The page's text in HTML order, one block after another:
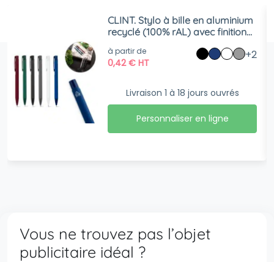
CLINT. Stylo à bille en aluminium
recyclé (100% rAL) avec finition
à partir de
0,42€ HT
+2
Livraison 1 à 18 jours ouvrés
Personnaliser en ligne
Vous ne trouvez pas l’objet
publicitaire idéal ?